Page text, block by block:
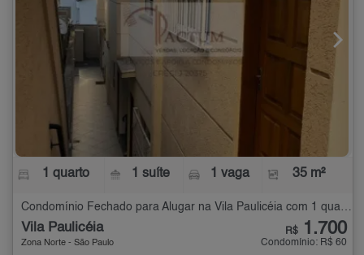
1 quarto 1 suíte 1 vaga 35 m²
Condomínio Fechado para Alugar na Vila Paulicéia com 1 quarto - 35 m²
Vila Paulicéia
Zona Norte - São Paulo
R$ 1.700
Condomínio: R$ 60